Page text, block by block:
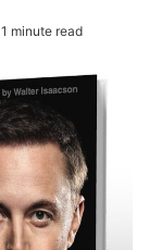
1 minute read